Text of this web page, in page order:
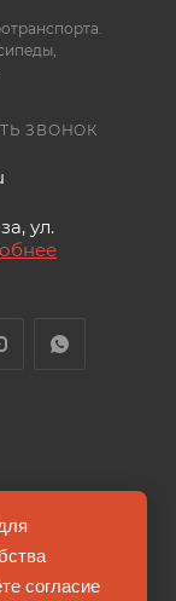
ЗВОНОК
ул.
согласие